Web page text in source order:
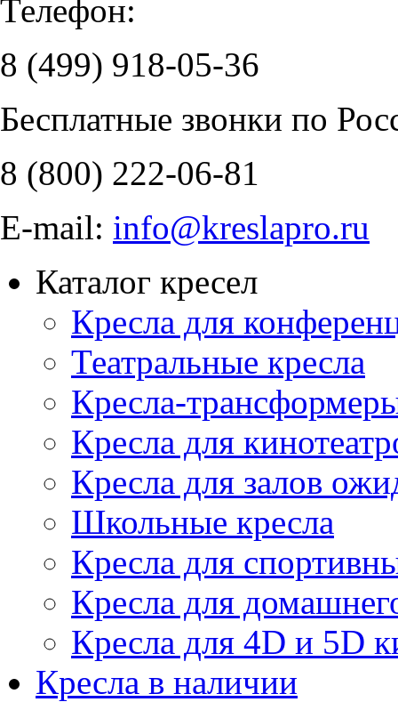
Телефон:
8 (499) 918-05-36
Бесплатные звонки по
8 (800) 222-06-81
E-mail: info@kreslapro.ru
Каталог кресел
Кресла для
Театральные кресла
Кресла-
Кресла для
Кресла для залов
Школьные кресла
Кресла для
Кресла для
Кресла для 4D и 5D
Кресла в наличии